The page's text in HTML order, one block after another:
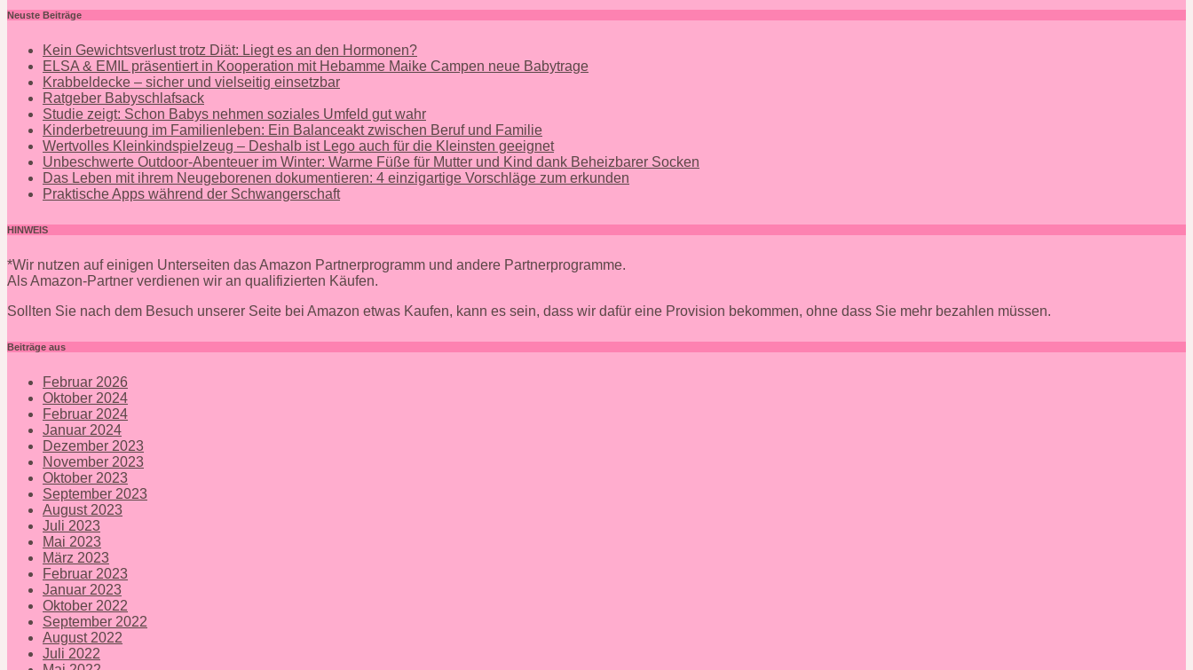
Neuste Beiträge
Kein Gewichtsverlust trotz Diät: Liegt es an den Hormonen?
ELSA & EMIL präsentiert in Kooperation mit Hebamme Maike Campen neue Babytrage
Krabbeldecke – sicher und vielseitig einsetzbar
Ratgeber Babyschlafsack
Studie zeigt: Schon Babys nehmen soziales Umfeld gut wahr
Kinderbetreuung im Familienleben: Ein Balanceakt zwischen Beruf und Familie
Wertvolles Kleinkindspielzeug – Deshalb ist Lego auch für die Kleinsten geeignet
Unbeschwerte Outdoor-Abenteuer im Winter: Warme Füße für Mutter und Kind dank Beheizbarer Socken
Das Leben mit ihrem Neugeborenen dokumentieren: 4 einzigartige Vorschläge zum erkunden
Praktische Apps während der Schwangerschaft
HINWEIS
*Wir nutzen auf einigen Unterseiten das Amazon Partnerprogramm und andere Partnerprogramme.
Als Amazon-Partner verdienen wir an qualifizierten Käufen.
Sollten Sie nach dem Besuch unserer Seite bei Amazon etwas Kaufen, kann es sein, dass wir dafür eine Provision bekommen, ohne dass Sie mehr bezahlen müssen.
Beiträge aus
Februar 2026
Oktober 2024
Februar 2024
Januar 2024
Dezember 2023
November 2023
Oktober 2023
September 2023
August 2023
Juli 2023
Mai 2023
März 2023
Februar 2023
Januar 2023
Oktober 2022
September 2022
August 2022
Juli 2022